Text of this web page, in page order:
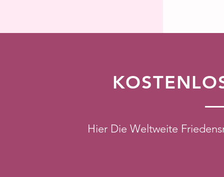
Hier Die Weltweite